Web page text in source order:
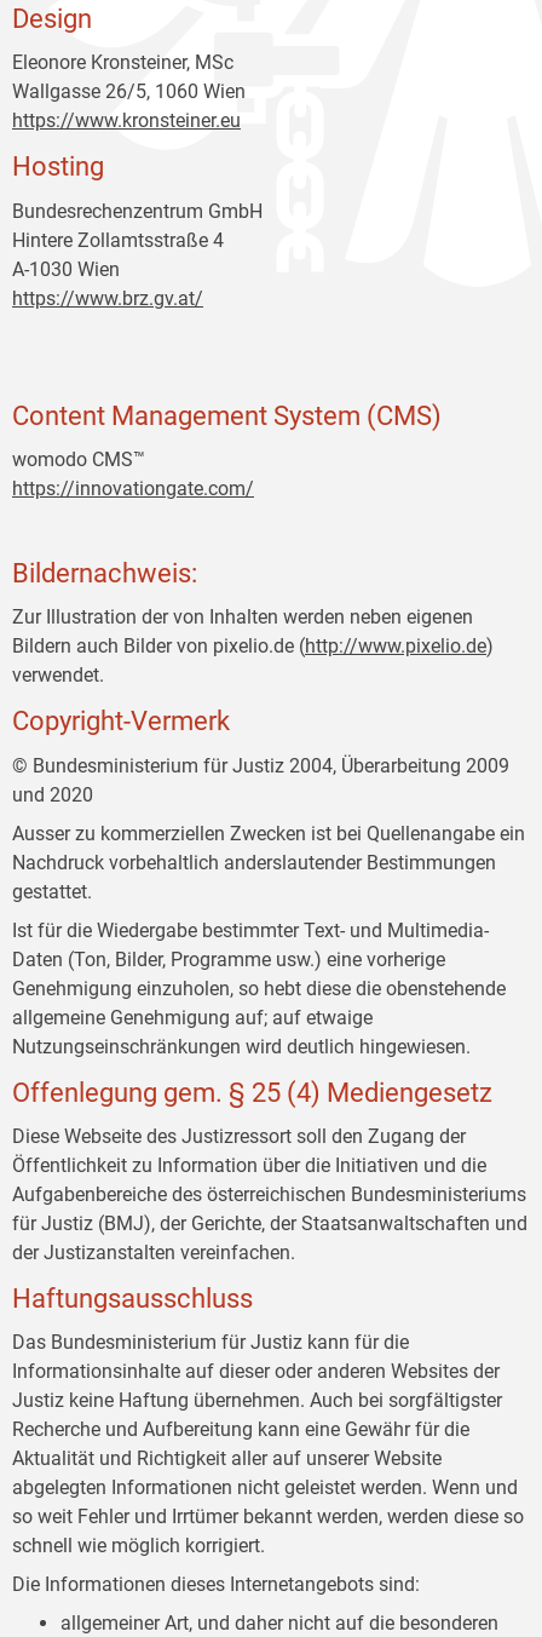
Design
Eleonore Kronsteiner, MSc
Wallgasse 26/5, 1060 Wien
https://www.kronsteiner.eu
Hosting
Bundesrechenzentrum GmbH
Hintere Zollamtsstraße 4
A-1030 Wien
https://www.brz.gv.at/
Content Management System (CMS)
womodo CMS™
https://innovationgate.com/
Bildernachweis:
Zur Illustration der von Inhalten werden neben eigenen
Bildern auch Bilder von pixelio.de (http://www.pixelio.de)
verwendet.
Copyright-Vermerk
© Bundesministerium für Justiz 2004, Überarbeitung 2009
und 2020
Ausser zu kommerziellen Zwecken ist bei Quellenangabe ein
Nachdruck vorbehaltlich anderslautender Bestimmungen
gestattet.
Ist für die Wiedergabe bestimmter Text- und Multimedia-
Daten (Ton, Bilder, Programme usw.) eine vorherige
Genehmigung einzuholen, so hebt diese die obenstehende
allgemeine Genehmigung auf; auf etwaige
Nutzungseinschränkungen wird deutlich hingewiesen.
Offenlegung gem. § 25 (4) Mediengesetz
Diese Webseite des Justizressort soll den Zugang der
Öffentlichkeit zu Information über die Initiativen und die
Aufgabenbereiche des österreichischen Bundesministeriums
für Justiz (BMJ), der Gerichte, der Staatsanwaltschaften und
der Justizanstalten vereinfachen.
Haftungsausschluss
Das Bundesministerium für Justiz kann für die
Informationsinhalte auf dieser oder anderen Websites der
Justiz keine Haftung übernehmen. Auch bei sorgfältigster
Recherche und Aufbereitung kann eine Gewähr für die
Aktualität und Richtigkeit aller auf unserer Website
abgelegten Informationen nicht geleistet werden. Wenn und
so weit Fehler und Irrtümer bekannt werden, werden diese so
schnell wie möglich korrigiert.
Die Informationen dieses Internetangebots sind:
allgemeiner Art, und daher nicht auf die besonderen